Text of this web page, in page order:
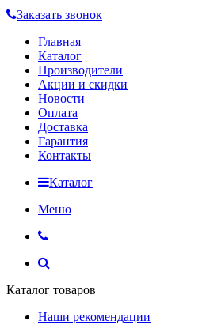
Заказать звонок
Главная
Каталог
Производители
Акции и скидки
Новости
Оплата
Доставка
Гарантия
Контакты
Каталог
Меню
Каталог товаров
Наши рекомендации